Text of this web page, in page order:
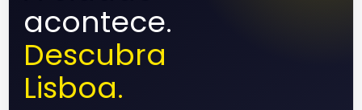
acontece.
Descubra
Lisboa.